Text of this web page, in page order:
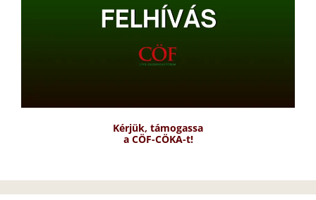
Kérjük, támogassa
a CÖF-CÖKA-t!